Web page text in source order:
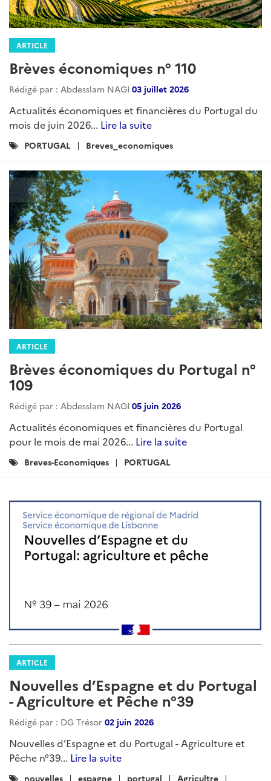
ARTICLE
Brèves économiques n° 110
Rédigé par : Abdesslam NAGI 03 juillet 2026
Actualités économiques et financières du Portugal du
mois de juin 2026... Lire la suite
Catégories
PORTUGAL Breves_economiques
ARTICLE
Brèves économiques du Portugal n°
109
Rédigé par : Abdesslam NAGI 05 juin 2026
Actualités économiques et financières du Portugal
pour le mois de mai 2026... Lire la suite
Catégories
Breves-Economiques PORTUGAL
ARTICLE
Nouvelles d’Espagne et du Portugal
- Agriculture et Pêche n°39
Rédigé par : DG Trésor 02 juin 2026
Nouvelles d’Espagne et du Portugal - Agriculture et
Pêche n°39... Lire la suite
Catégories
nouvelles espagne portugal Agricultre